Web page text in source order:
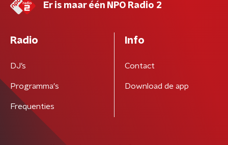
Er is maar één NPO Radio 2
Radio
DJ’s
Programma's
Frequenties
Info
Contact
Download de app